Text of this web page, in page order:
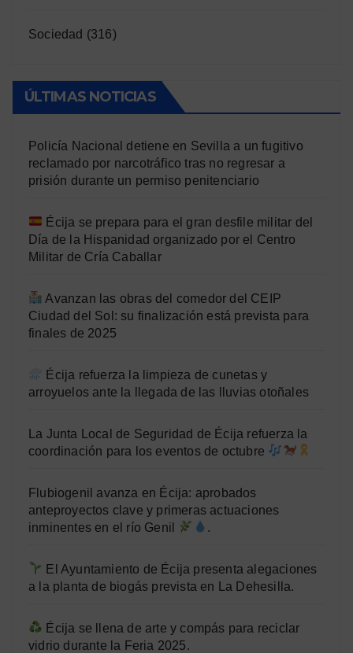
Sociedad (316)
ÚLTIMAS NOTICIAS
Policía Nacional detiene en Sevilla a un fugitivo
reclamado por narcotráfico tras no regresar a
prisión durante un permiso penitenciario
Écija se prepara para el gran desfile militar del
Día de la Hispanidad organizado por el Centro
Militar de Cría Caballar
Avanzan las obras del comedor del CEIP
Ciudad del Sol: su finalización está prevista para
finales de 2025
Écija refuerza la limpieza de cunetas y
arroyuelos ante la llegada de las lluvias otoñales
La Junta Local de Seguridad de Écija refuerza la
coordinación para los eventos de octubre
Flubiogenil avanza en Écija: aprobados
anteproyectos clave y primeras actuaciones
inminentes en el río Genil
.
El Ayuntamiento de Écija presenta alegaciones
a la planta de biogás prevista en La Dehesilla.
Écija se llena de arte y compás para reciclar
vidrio durante la Feria 2025.